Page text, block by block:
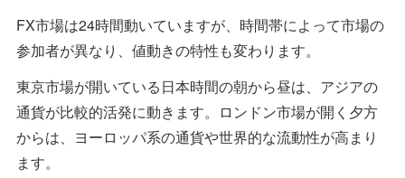
FX市場は24時間動いていますが、時間帯によって市場の
参加者が異なり、値動きの特性も変わります。
東京市場が開いている日本時間の朝から昼は、アジアの
通貨が比較的活発に動きます。ロンドン市場が開く夕方
からは、ヨーロッパ系の通貨や世界的な流動性が高まり
ます。